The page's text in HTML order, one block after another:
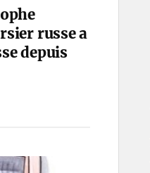
russe a
depuis